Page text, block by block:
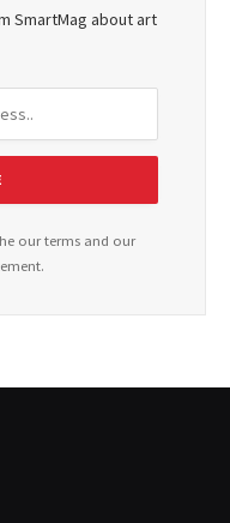
SmartMag about art
our terms and our